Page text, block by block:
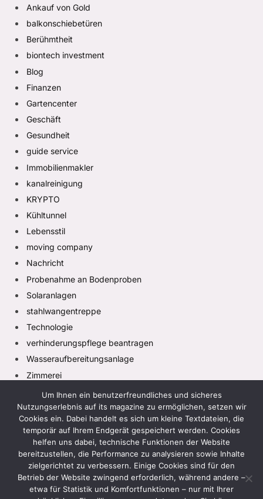
Ankauf von Gold
balkonschiebetüren
Berühmtheit
biontech investment
Blog
Finanzen
Gartencenter
Geschäft
Gesundheit
guide service
Immobilienmakler
kanalreinigung
KRYPTO
Kühltunnel
Lebensstil
moving company
Nachricht
Probenahme an Bodenproben
Solaranlagen
stahlwangentreppe
Technologie
verhinderungspflege beantragen
Wasseraufbereitungsanlage
Zimmerei
Facebook
X
(Twitter)
InstagramPinterestTikTok
Um Ihnen ein benutzerfreundliches und sicheres
Nutzungserlebnis auf its magazine zu ermöglichen, setzen wir
Cookies ein. Dabei handelt es sich um kleine Textdateien, die
temporär auf Ihrem Endgerät gespeichert werden. Cookies
helfen uns dabei, technische Funktionen der Website
bereitzustellen, die Performance zu analysieren sowie Inhalte
zielgerichtet zu verbessern. Einige Cookies sind für den
Betrieb der Website zwingend erforderlich, während andere –
etwa für Statistik und Komfortfunktionen – nur mit Ihrer